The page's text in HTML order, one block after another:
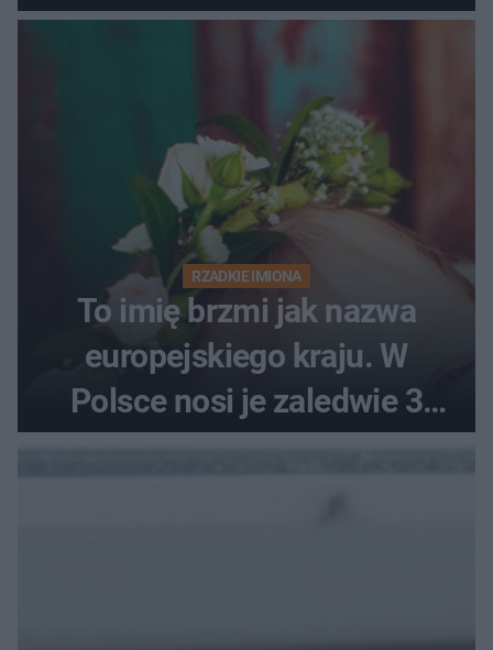
RZADKIE IMIONA
To imię brzmi jak nazwa
europejskiego kraju. W
Polsce nosi je zaledwie 3
kobiety